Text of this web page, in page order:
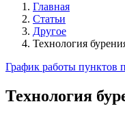
Главная
Статьи
Другое
Технология
График работы пунктов
Технология